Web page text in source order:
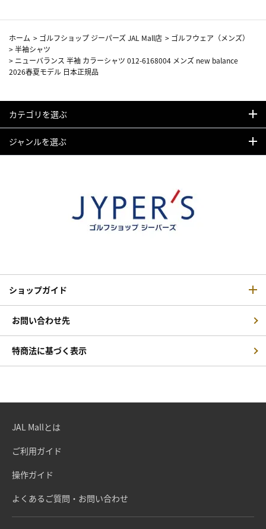
ホーム > ゴルフショップ ジーパーズ JAL Mall店 > ゴルフウェア（メンズ）
>半袖シャツ
> ニューバランス 半袖 カラーシャツ 012-6168004 メンズ new balance
2026春夏モデル 日本正規品
カテゴリを選ぶ
ジャンルを選ぶ
ショップガイド
お問い合わせ先
特商法に基づく表示
JAL Mallとは
ご利用ガイド
操作ガイド
よくあるご質問・お問い合わせ